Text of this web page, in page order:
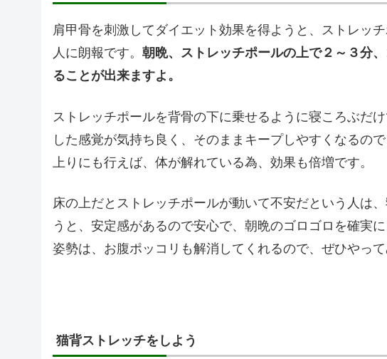
肩甲骨を刺激してダイエット効果を得ようと、ストレッ
人に朗報です。 朝晩、ストレッチポールの上で２～３分
ることが出来ますよ。
ストレッチポールを背骨の下に乗せるように寝ころぶだ
した感覚が気持ち良く、そのままキープしやすくなるの
上りにも行えば、体が解れている為、効果も倍増です。
床の上だとストレッチポールが動いて不安だという人は
うと、安定感があるので安心で、朝晩のゴロゴロを確実
姿勢は、お腹ポッコリも解消してくれるので、ぜひやって
猫背ストレッチをしよう